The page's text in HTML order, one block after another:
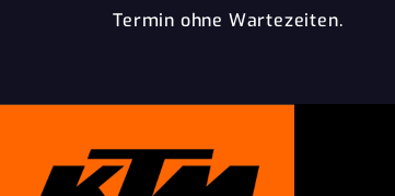
Termin ohne Wartezeiten.